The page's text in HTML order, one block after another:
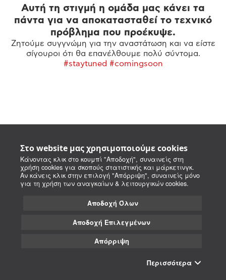
Στο website μας χρησιμοποιούμε cookies
Κάνοντας κλικ στο κουμπί "Αποδοχή", συναινείς στη
χρήση cookies για σκοπούς στατιστικής και μάρκετινγκ.
Αν κάνεις κλικ στην επιλογή "Απόρριψη", συναινείς μόνο
για τη χρήση των αναγκαίων & λειτουργικών cookies.
Αποδοχή Όλων
Αποδοχή Επιλεγμένων
Απόρριψη
Περισσότερα
Αυτή τη στιγμή η ομάδα μας κάνει τα
πάντα για να αποκατασταθεί το τεχνικό
πρόβλημα που προέκυψε.
Ζητούμε συγγνώμη για την αναστάτωση και να είστε
σίγουροι ότι θα επανέλθουμε πολύ σύντομα.
#staytuned #comingsoon